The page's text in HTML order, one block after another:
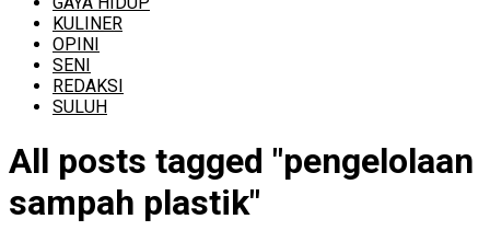
KULINER
OPINI
SENI
REDAKSI
SULUH
All posts tagged "pengelolaan
sampah plastik"